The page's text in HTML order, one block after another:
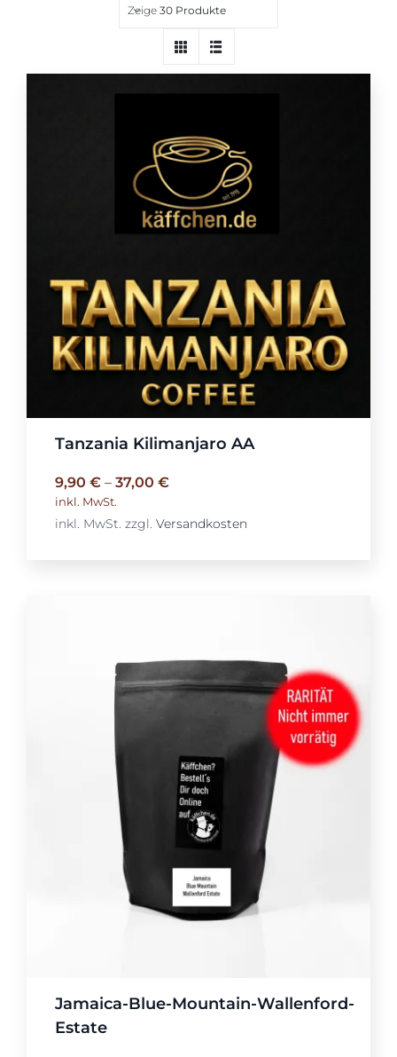
Zeige 30 Produkte
Tanzania Kilimanjaro AA
9,90 €– 37,00 €
inkl. MwSt.
inkl. MwSt. zzgl. Versandkosten
Jamaica-Blue-Mountain-Wallenford-
Estate